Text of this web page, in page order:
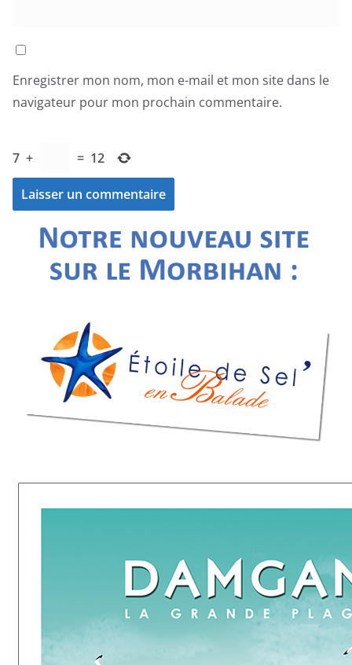
Enregistrer mon nom, mon e-mail et mon site dans le
navigateur pour mon prochain commentaire.
7 + = 12